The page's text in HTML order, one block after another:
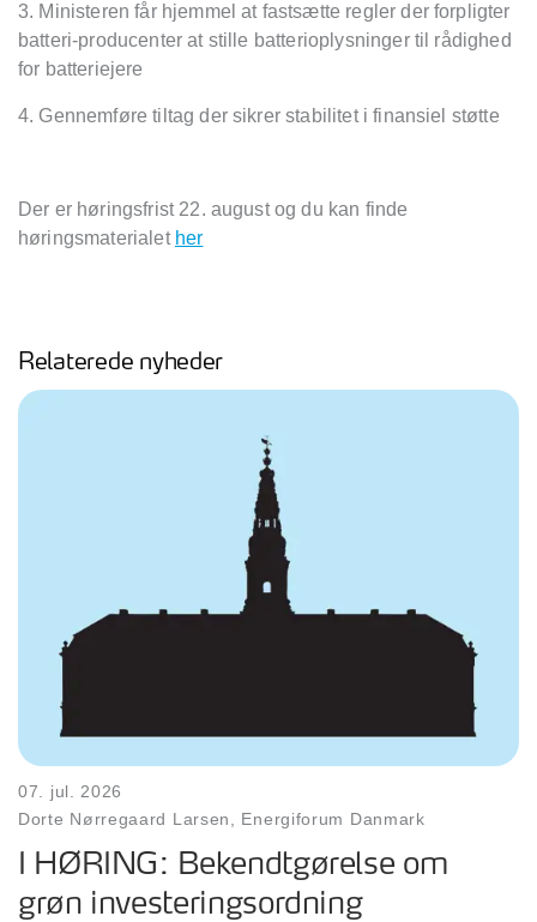
3. Ministeren får hjemmel at fastsætte regler der forpligter
batteri-producenter at stille batterioplysninger til rådighed
for batteriejere
4. Gennemføre tiltag der sikrer stabilitet i finansiel støtte
Der er høringsfrist 22. august og du kan finde
høringsmaterialet her
Relaterede nyheder
07. jul. 2026
Dorte Nørregaard Larsen, Energiforum Danmark
I HØRING: Bekendtgørelse om
grøn investeringsordning